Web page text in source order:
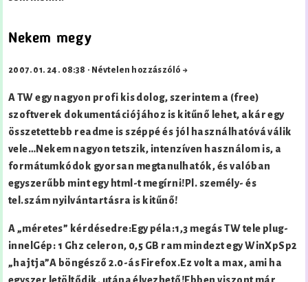
Nekem megy
2007. 01. 24. 08:38 · Névtelen hozzászóló →
A TW egy nagyon profi kis dolog, szerintem a (free)
szoftverek dokumentációjához is kitűnő lehet, akár egy
összetettebb readme is széppé és jól használhatóvá válik
vele…Nekem nagyon tetszik, intenzíven használom is, a
formátumkódok gyorsan megtanulhatók, és valóban
egyszerűbb mint egy html-t megírni!Pl. személy- és
tel.szám nyilvántartásra is kitűnő!
A „méretes” kérdésedre:Egy péla:1,3 megás TW tele plug-
innelGép: 1 Ghz celeron, 0,5 GB ram mindezt egy WinXpSp2
„hajtja”A böngésző 2.0-ás Firefox.Ez volt a max, ami ha